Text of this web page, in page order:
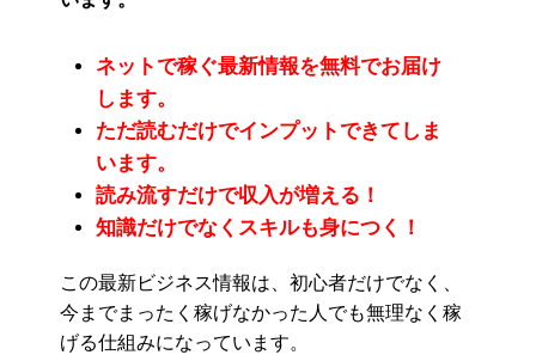
ネットで稼ぐ最新情報を無料でお届け
します。
ただ読むだけでインプットできてしま
います。
読み流すだけで収入が増える！
知識だけでなくスキルも身につく！
この最新ビジネス情報は、初心者だけでなく、
今までまったく稼げなかった人でも無理なく稼
げる仕組みになっています。